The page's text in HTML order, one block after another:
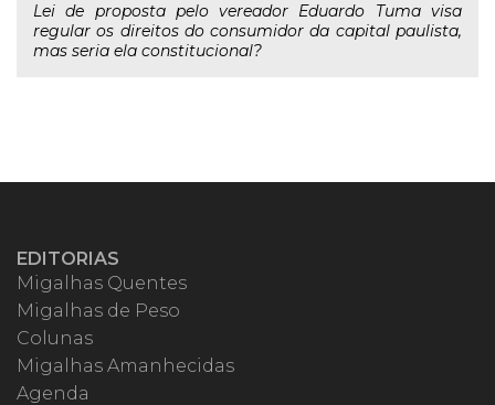
Lei de proposta pelo vereador Eduardo Tuma visa
regular os direitos do consumidor da capital paulista,
mas seria ela constitucional?
EDITORIAS
Migalhas Quentes
Migalhas de Peso
Colunas
Migalhas Amanhecidas
Agenda